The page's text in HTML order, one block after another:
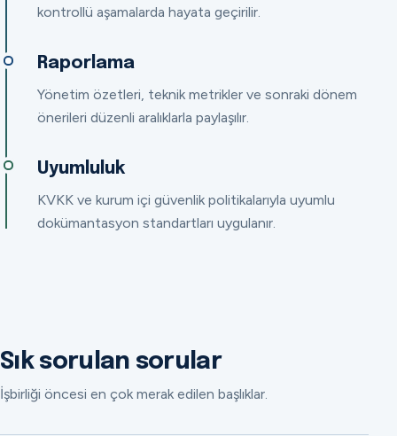
kontrollü aşamalarda hayata geçirilir.
Raporlama
Yönetim özetleri, teknik metrikler ve sonraki dönem
önerileri düzenli aralıklarla paylaşılır.
Uyumluluk
KVKK ve kurum içi güvenlik politikalarıyla uyumlu
dokümantasyon standartları uygulanır.
Sık sorulan sorular
İşbirliği öncesi en çok merak edilen başlıklar.